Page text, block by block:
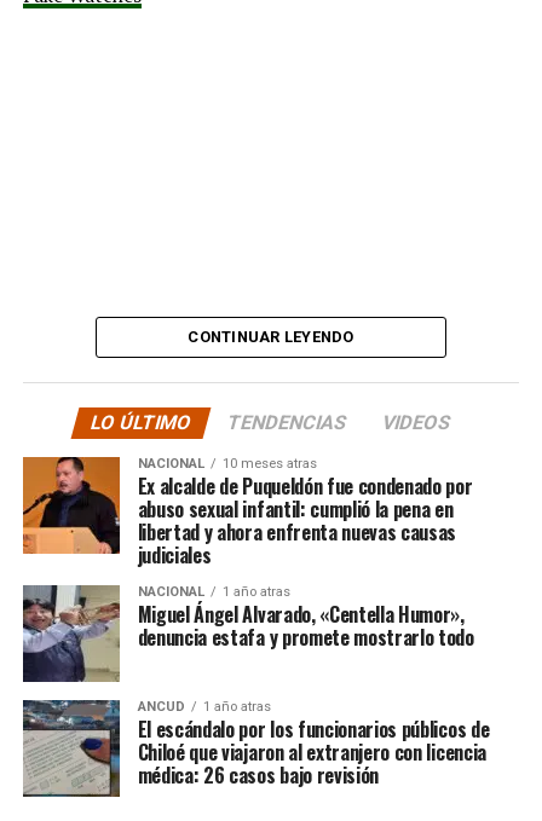
comunicados falsos
tele y donde sea para
hacer justicia.”
quienes lo han acompañado desde que compartió lo
ocurrido:
“Gracias a todos por el
apoyo!!!!”
Por el momento, las personas aludidas no han emitido
declaraciones públicas. La historia, según Centella,
recién comienza y, el mencionado posteo, ha generado
comentarios de todo tipo, en su gran mayoría, a favor
del humorista de Punta Arenas.
CONTINUAR LEYENDO
LO ÚLTIMO TENDENCIAS VIDEOS
NACIONAL 10 meses atras
Ex alcalde de Puqueldón fue condenado por
abuso sexual infantil: cumplió la pena en
libertad y ahora enfrenta nuevas causas
judiciales
NACIONAL 1 año atras
Miguel Ángel Alvarado, «Centella Humor»,
denuncia estafa y promete mostrarlo todo
ANCUD 1 año atras
El escándalo por los funcionarios públicos de
Chiloé que viajaron al extranjero con licencia
médica: 26 casos bajo revisión